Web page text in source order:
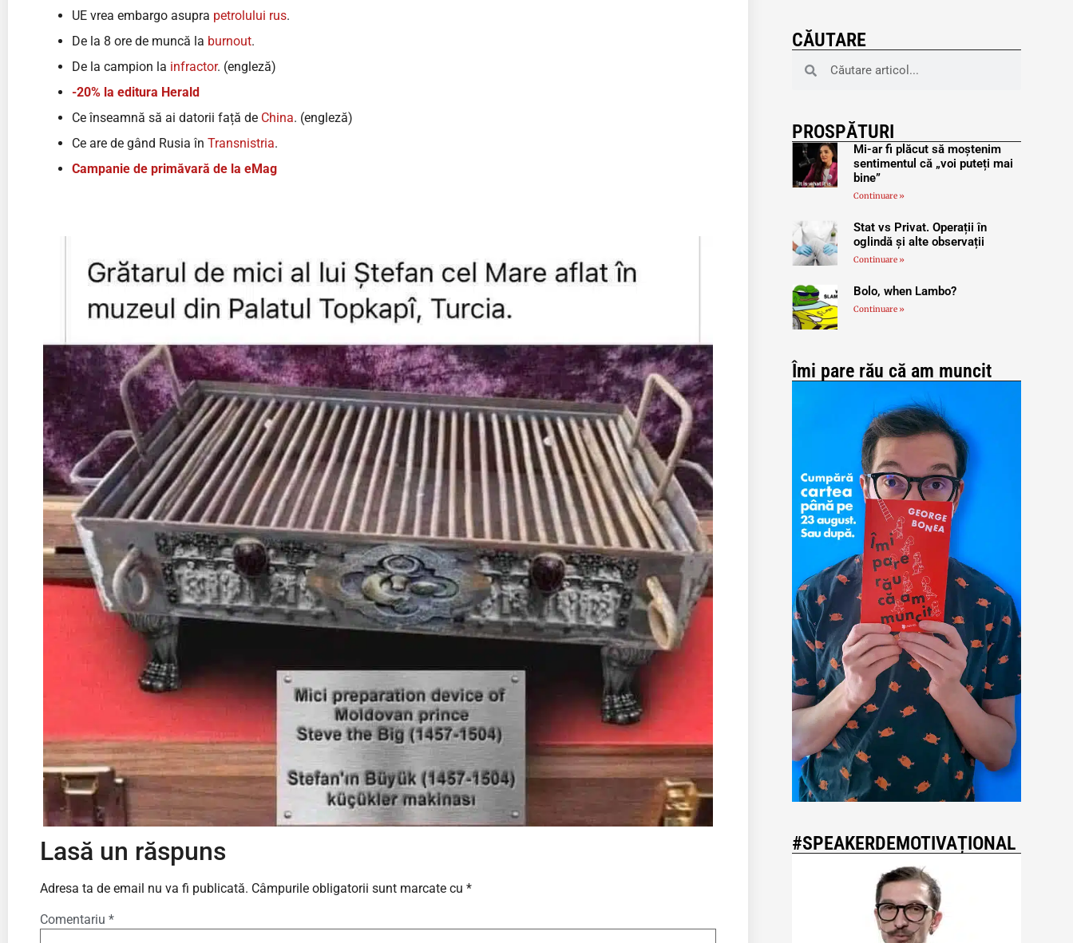
UE vrea embargo asupra petrolului rus.
De la 8 ore de muncă la burnout.
De la campion la infractor. (engleză)
-20% la editura Herald
Ce înseamnă să ai datorii față de China. (engleză)
Ce are de gând Rusia în Transnistria.
Campanie de primăvară de la eMag
Lasă un răspuns
Adresa ta de email nu va fi publicată. Câmpurile obligatorii sunt marcate cu *
Comentariu *
CĂUTARE
PROSPĂTURI
Mi-ar fi plăcut să moștenim
sentimentul că „voi puteți mai
bine”
Continuare »
Stat vs Privat. Operații în
oglindă și alte observații
Continuare »
Bolo, when Lambo?
Continuare »
Îmi pare rău că am muncit
#SPEAKERDEMOTIVAȚIONAL